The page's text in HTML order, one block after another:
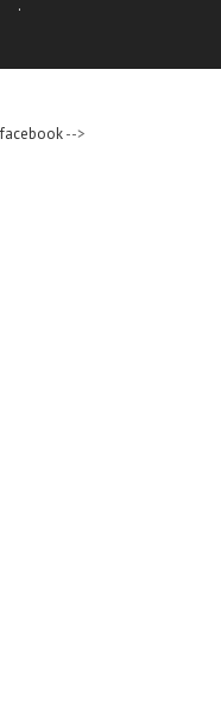
.
facebook-->